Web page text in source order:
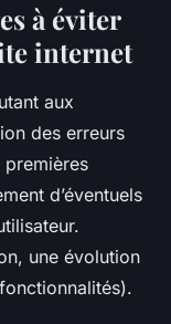
à éviter
internet
aux
des erreurs
premières
d’éventuels
une évolution